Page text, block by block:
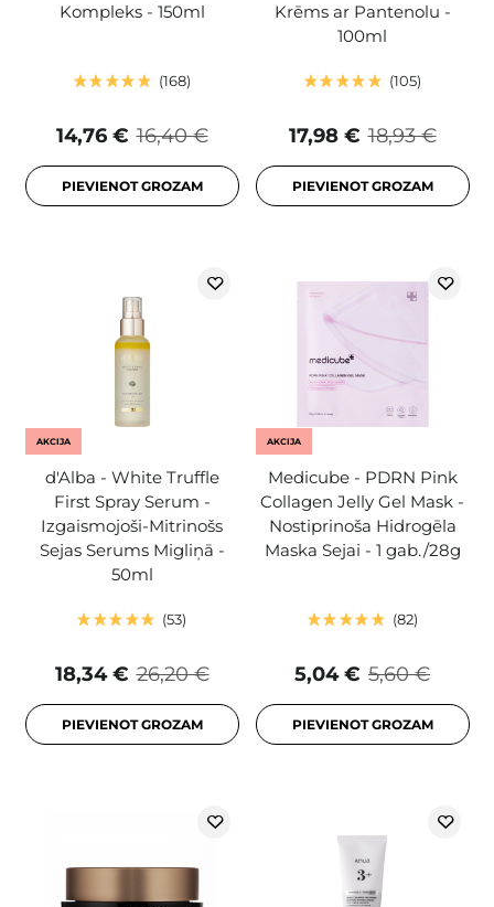
Kompleks - 150ml
168
16,40 €
14,76 €
PIEVIENOT GROZAM
Krēms ar Pantenolu -
100ml
105
18,93 €
17,98 €
PIEVIENOT GROZAM
AKCIJA
d'Alba - White Truffle
First Spray Serum -
Izgaismojoši-Mitrinošs
Sejas Serums Migliņā -
50ml
53
26,20 €
18,34 €
PIEVIENOT GROZAM
AKCIJA
Medicube - PDRN Pink
Collagen Jelly Gel Mask -
Nostiprinoša Hidrogēla
Maska Sejai - 1 gab./28g
82
5,60 €
5,04 €
PIEVIENOT GROZAM